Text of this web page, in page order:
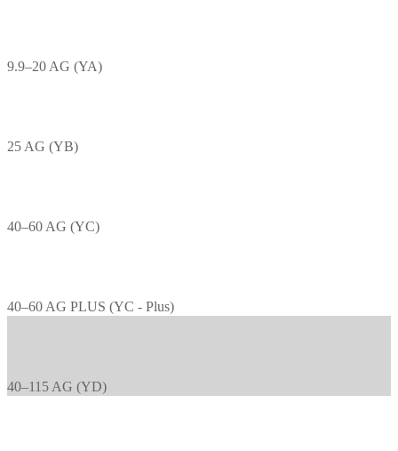
9.9–20 AG (YA)
25 AG (YB)
40–60 AG (YC)
40–60 AG PLUS (YC - Plus)
40–115 AG (YD)